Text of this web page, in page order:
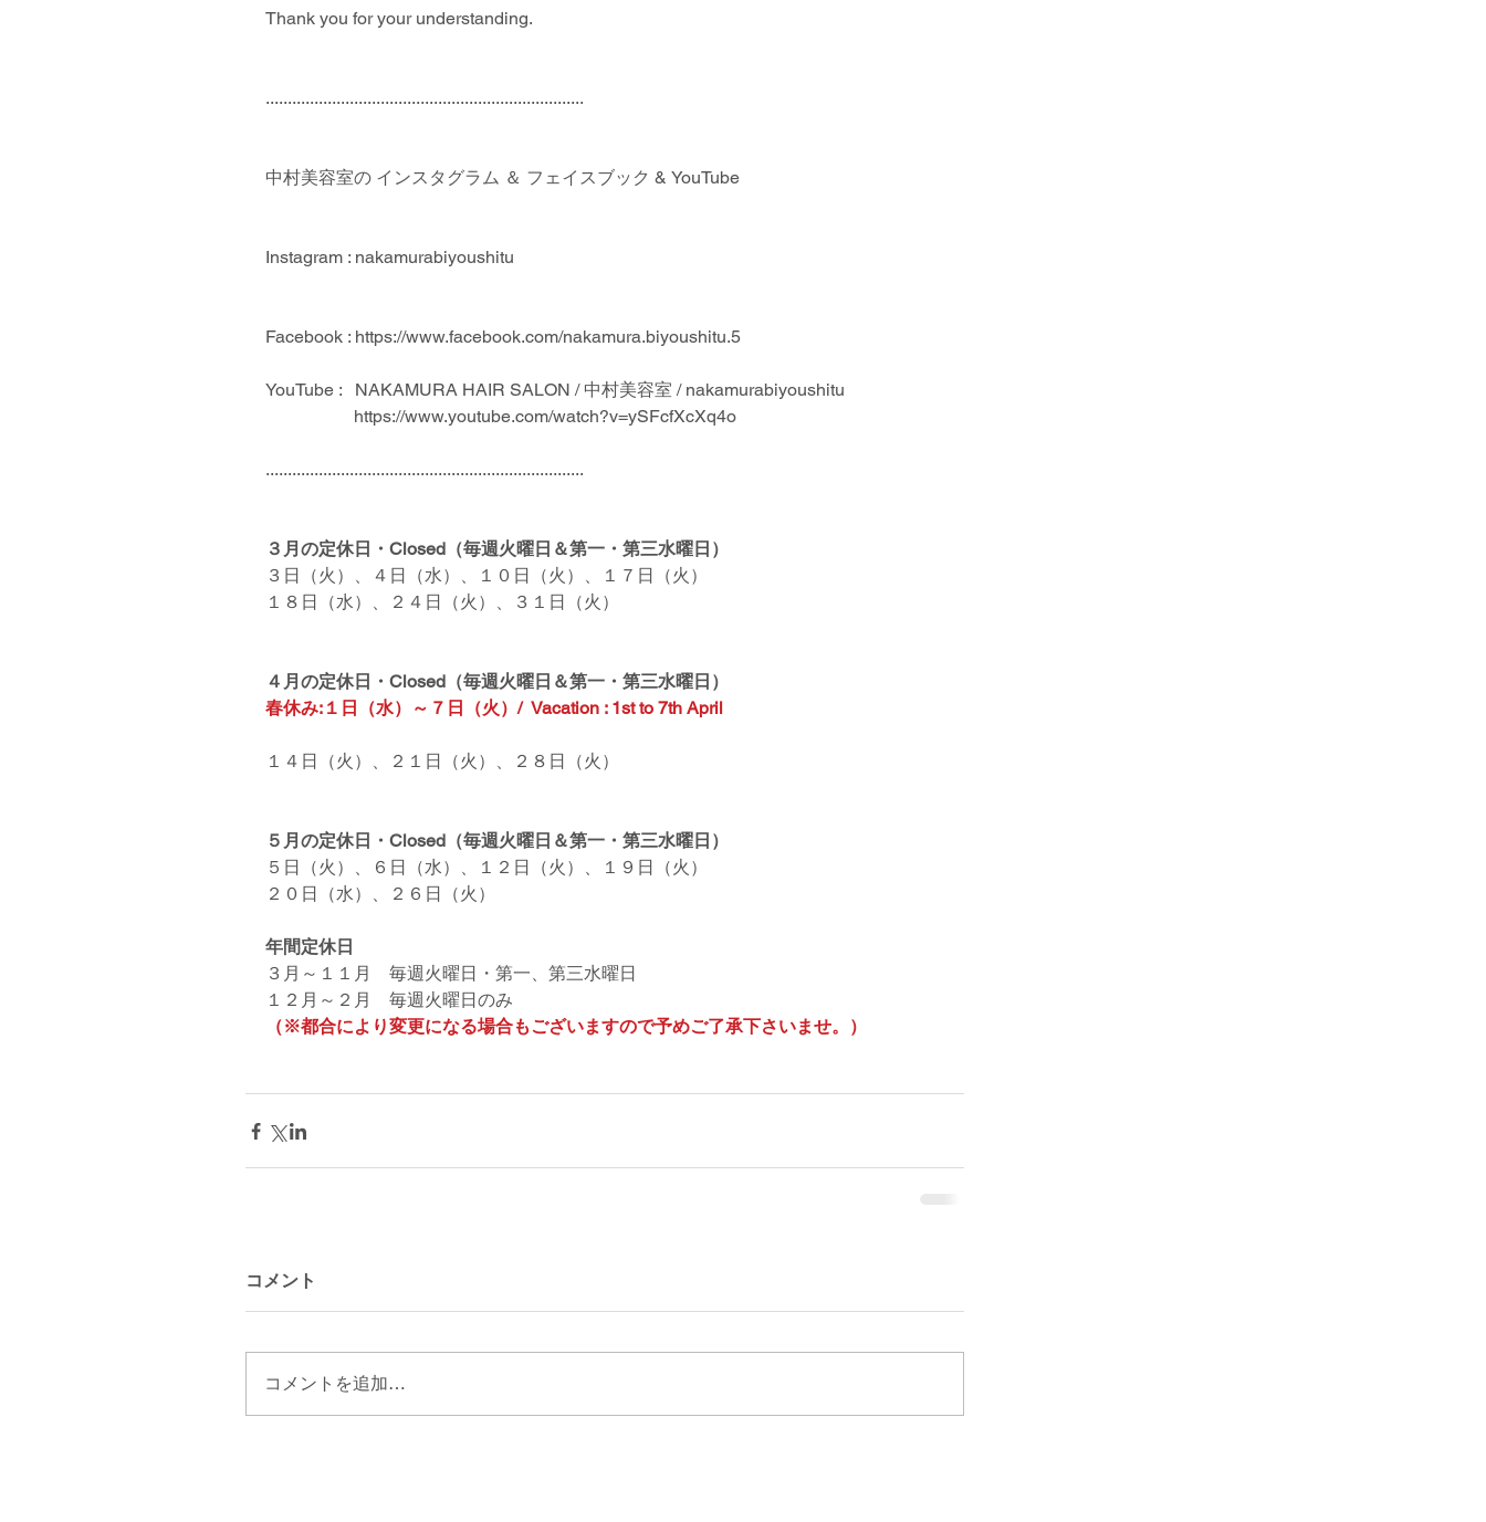
Thank you for your understanding.
........................................................................
中村美容室の インスタグラム ＆ フェイスブック & YouTube
Instagram : nakamurabiyoushitu
Facebook : https://www.facebook.com/nakamura.biyoushitu.5
YouTube :   NAKAMURA HAIR SALON / 中村美容室 / nakamurabiyoushitu
                    https://www.youtube.com/watch?v=ySFcfXcXq4o
........................................................................
３月の定休日・Closed（毎週火曜日＆第一・第三水曜日）
３日（火）、４日（水）、１０日（火）、１７日（火）
１８日（水）、２４日（火）、３１日（火）
４月の定休日・Closed（毎週火曜日＆第一・第三水曜日）
春休み:１日（水）～７日（火）/  Vacation : 1st to 7th April
１４日（火）、２１日（火）、２８日（火）
５月の定休日・Closed（毎週火曜日＆第一・第三水曜日）
５日（火）、６日（水）、１２日（火）、１９日（火）
２０日（水）、２６日（火）
年間定休日
３月～１１月　毎週火曜日・第一、第三水曜日
１２月～２月　毎週火曜日のみ
（※都合により変更になる場合もございますので予めご了承下さいませ。）
コメント
コメントを追加…